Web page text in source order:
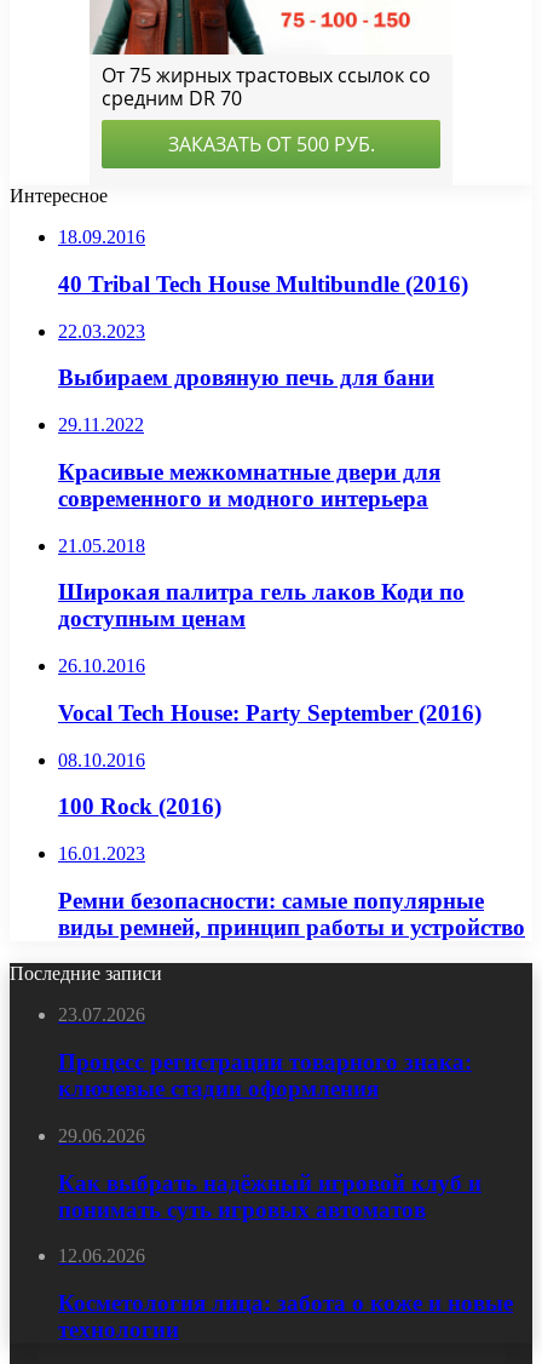
Интересное
18.09.2016
40 Tribal Tech House Multibundle (2016)
22.03.2023
Выбираем дровяную печь для бани
29.11.2022
Красивые межкомнатные двери для
современного и модного интерьера
21.05.2018
Широкая палитра гель лаков Коди по
доступным ценам
26.10.2016
Vocal Tech House: Party September (2016)
08.10.2016
100 Rock (2016)
16.01.2023
Ремни безопасности: самые популярные
виды ремней, принцип работы и устройство
Последние записи
23.07.2026
Процесс регистрации товарного знака:
ключевые стадии оформления
29.06.2026
Как выбрать надёжный игровой клуб и
понимать суть игровых автоматов
12.06.2026
Косметология лица: забота о коже и новые
технологии